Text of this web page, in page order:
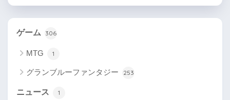
ゲーム 306
MTG 1
グランブルーファンタジー 253
ニュース 1